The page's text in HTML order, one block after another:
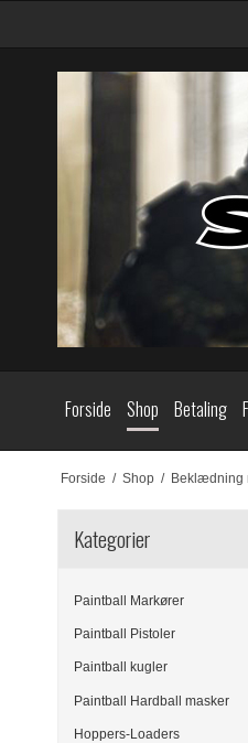
Forside Shop Betaling
Forside / Shop / Beklædning
Kategorier
Paintball Markører
Paintball Pistoler
Paintball kugler
Paintball Hardball masker
Hoppers-Loaders